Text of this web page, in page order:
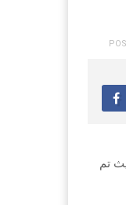
تم